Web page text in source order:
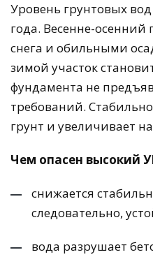
Уровень грунтовых
года. Весенне-
снега и обильными
зимой участок
фундамента не
требований.
грунт и увеличивает
Чем опасен высокий
снижается
следовательно,
вода разрушает